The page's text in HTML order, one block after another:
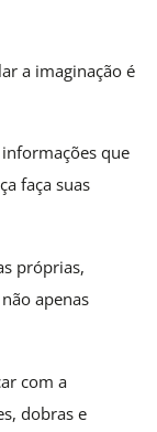
a imaginação é
que
faça suas
próprias,
apenas
com a
dobras e